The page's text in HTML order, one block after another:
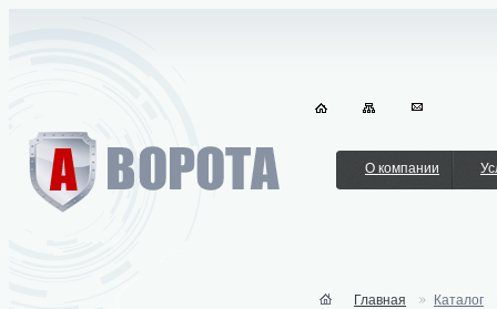
О компании
Главная Каталог